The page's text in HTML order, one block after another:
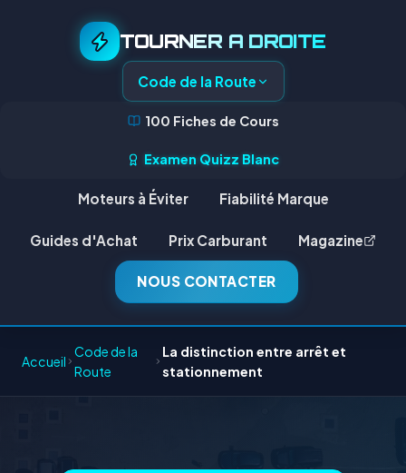
TOURNER A DROITE
Code de la Route
100 Fiches de Cours
Examen Quizz Blanc
Moteurs à Éviter Fiabilité Marque
Guides d'Achat Prix Carburant Magazine
NOUS CONTACTER
Accueil
Code de la
Route
La distinction entre arrêt et
stationnement